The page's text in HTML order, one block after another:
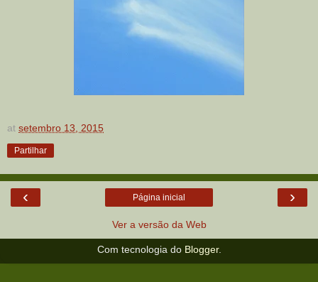
at setembro 13, 2015
Partilhar
‹ ›
Página inicial
Ver a versão da Web
Com tecnologia do Blogger.